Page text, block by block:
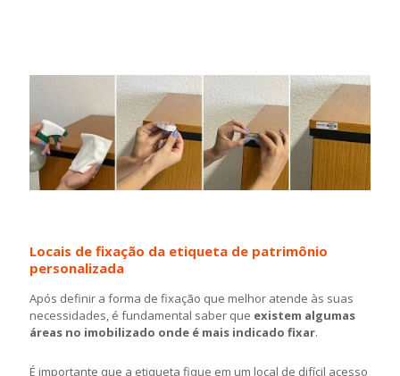
Locais de fixação da etiqueta de patrimônio
personalizada
Após definir a forma de fixação que melhor atende às suas
necessidades, é fundamental saber que existem algumas
áreas no imobilizado onde é mais indicado fixar.
É importante que a etiqueta fique em um local de difícil acesso